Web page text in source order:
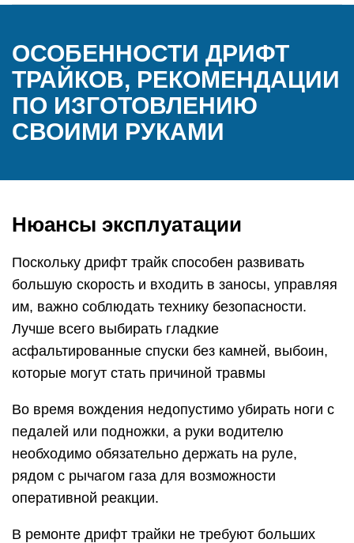
ОСОБЕННОСТИ ДРИФТ
ТРАЙКОВ, РЕКОМЕНДАЦИИ
ПО ИЗГОТОВЛЕНИЮ
СВОИМИ РУКАМИ
Нюансы эксплуатации
Поскольку дрифт трайк способен развивать
большую скорость и входить в заносы, управляя
им, важно соблюдать технику безопасности.
Лучше всего выбирать гладкие
асфальтированные спуски без камней, выбоин,
которые могут стать причиной травмы
Во время вождения недопустимо убирать ноги с
педалей или подножки, а руки водителю
необходимо обязательно держать на руле,
рядом с рычагом газа для возможности
оперативной реакции.
В ремонте дрифт трайки не требуют больших